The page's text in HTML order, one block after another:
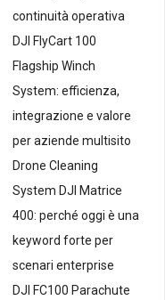
continuità operativa
DJI FlyCart 100
Flagship Winch
System: efficienza,
integrazione e valore
per aziende multisito
Drone Cleaning
System DJI Matrice
400: perché oggi è una
keyword forte per
scenari enterprise
DJI FC100 Parachute